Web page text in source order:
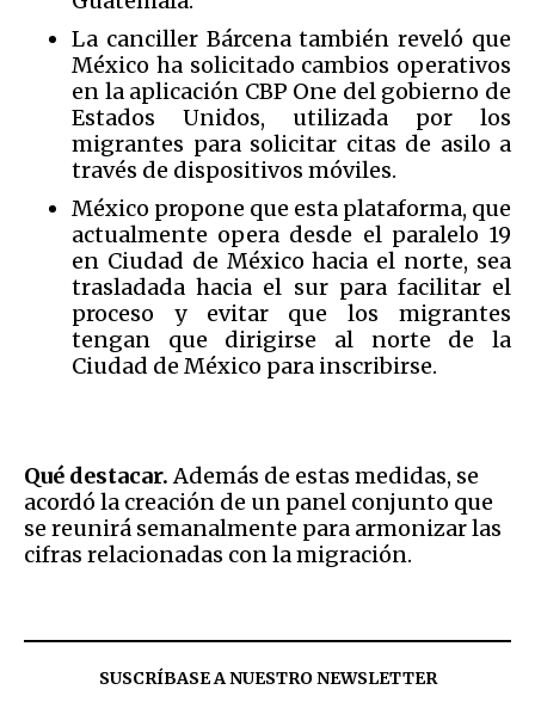
La canciller Bárcena también reveló que
México ha solicitado cambios operativos
en la aplicación CBP One del gobierno de
Estados Unidos, utilizada por los
migrantes para solicitar citas de asilo a
través de dispositivos móviles.
México propone que esta plataforma, que
actualmente opera desde el paralelo 19
en Ciudad de México hacia el norte, sea
trasladada hacia el sur para facilitar el
proceso y evitar que los migrantes
tengan que dirigirse al norte de la
Ciudad de México para inscribirse.
Qué destacar.Además de estas medidas, se
acordó la creación de un panel conjunto que
se reunirá semanalmente para armonizar las
cifras relacionadas con la migración.
SUSCRÍBASE A NUESTRO NEWSLETTER